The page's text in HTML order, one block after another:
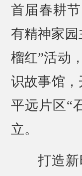
首届春耕
有精神家
榴红”活动
识故事馆，
平远片区“
立。
打造